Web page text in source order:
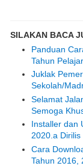
SILAKAN BACA
Panduan
Tahun
Juklak
Sekolah/
Selamat
Semoga
Installer dan
2020.a
Cara
Tahun 2016,